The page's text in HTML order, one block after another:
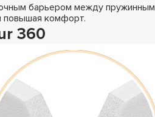
барьером между
повышая комфорт.
360